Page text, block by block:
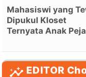
Mahasiswi yang
Dipukul Kloset
Ternyata Anak
EDITOR